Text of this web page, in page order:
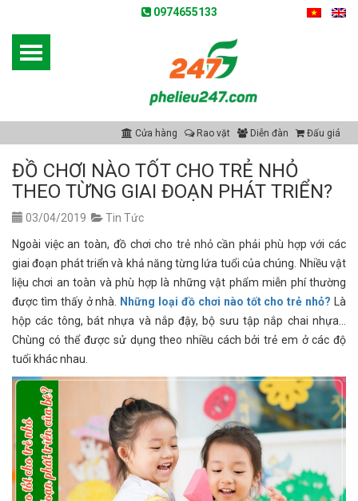
0974655133
Cửa hàng Rao vặt Diễn đàn Đấu giá
ĐỒ CHƠI NÀO TỐT CHO TRẺ NHỎ
THEO TỪNG GIAI ĐOẠN PHÁT TRIỂN?
03/04/2019 Tin Tức
Ngoài việc an toàn, đồ chơi cho trẻ nhỏ cần phải phù hợp với các
giai đoạn phát triển và khả năng từng lứa tuổi của chúng. Nhiều vật
liệu chơi an toàn và phù hợp là những vật phẩm miễn phí thường
được tìm thấy ở nhà. Những loại đồ chơi nào tốt cho trẻ nhỏ? Là
hộp các tông, bát nhựa và nắp đậy, bộ sưu tập nắp chai nhựa…
Chùng có thể được sử dụng theo nhiều cách bởi trẻ em ở các độ
tuổi khác nhau.